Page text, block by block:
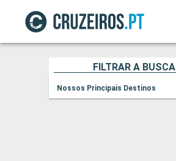
FILTRAR A BUSCA
Nossos Principais Destinos